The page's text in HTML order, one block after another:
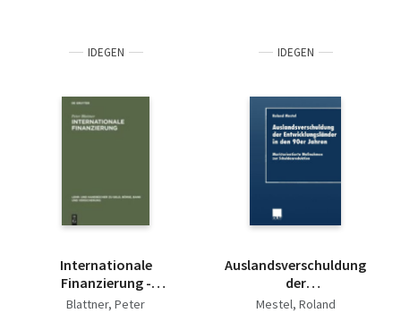
IDEGEN
Internationale
Finanzierung -
Internationale
Blattner, Peter
IDEGEN
Auslandsverschuldung
der
Entwicklungsländer in
Mestel, Roland